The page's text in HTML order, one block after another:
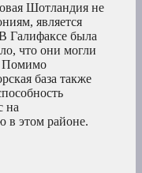
Шотландия не
является
Галифаксе была
что они могли
Помимо
база также
на
в этом районе.